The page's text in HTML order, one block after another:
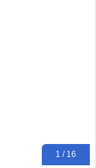
1 / 16